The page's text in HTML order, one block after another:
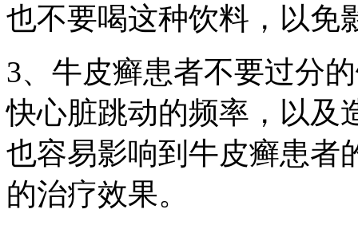
也不要喝这种饮料，以免
3、牛皮癣患者不要过分
快心脏跳动的频率，以及
也容易影响到牛皮癣患者
的治疗效果。